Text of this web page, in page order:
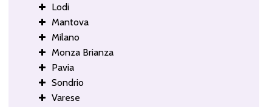
Lodi
Mantova
Milano
Monza Brianza
Pavia
Sondrio
Varese